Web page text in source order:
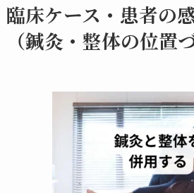
臨床ケース・患者の
（鍼灸・整体の位置